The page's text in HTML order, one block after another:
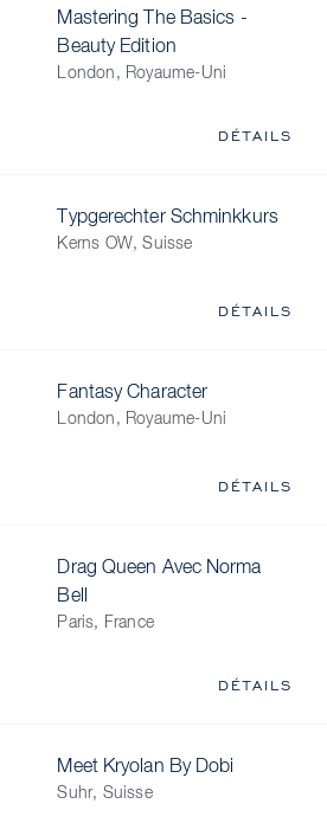
Mastering The Basics -
Beauty Edition
London, Royaume-Uni
DÉTAILS
Typgerechter Schminkkurs
Kerns OW, Suisse
DÉTAILS
Fantasy Character
London, Royaume-Uni
DÉTAILS
Drag Queen Avec Norma
Bell
Paris, France
DÉTAILS
Meet Kryolan By Dobi
Suhr, Suisse